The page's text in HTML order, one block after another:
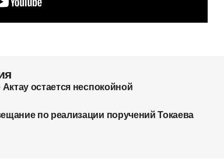
остается неспокойной
по реализации поручений Токаева